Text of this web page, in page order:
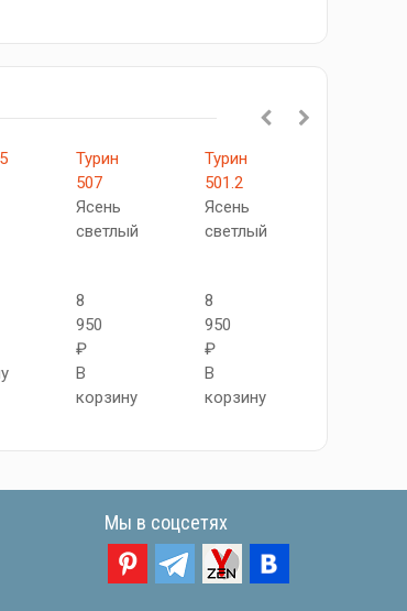
Турин
507
Ясень
светлый
8
950
₽
В
корзину
Турин
501.2
Ясень
светлый
8
950
₽
В
корзину
Мы в соцсетях